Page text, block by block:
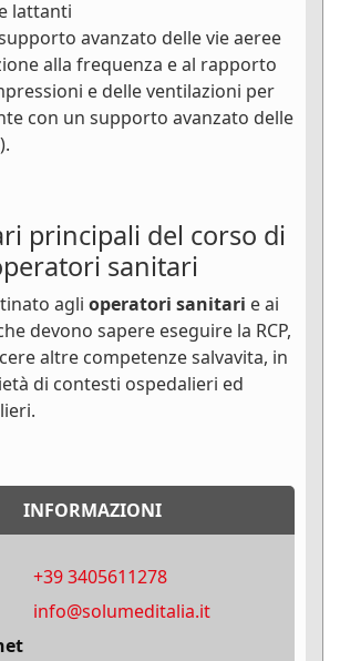
lattanti
avanzato delle vie aeree
alla frequenza e al rapporto
e delle ventilazioni per
con un supporto avanzato delle
principali del corso di
sanitari
agli operatori sanitari e ai
devono sapere eseguire la RCP,
altre competenze salvavita, in
di contesti ospedalieri ed
INFORMAZIONI
+39 3405611278
info@solumeditalia.it